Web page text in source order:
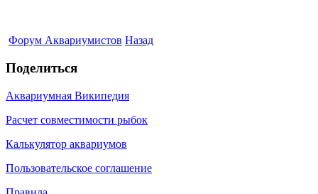
Форум Аквариумистов Назад
Поделиться
Аквариумная Википедия
Расчет совместимости рыбок
Калькулятор аквариумов
Пользовательское соглашение